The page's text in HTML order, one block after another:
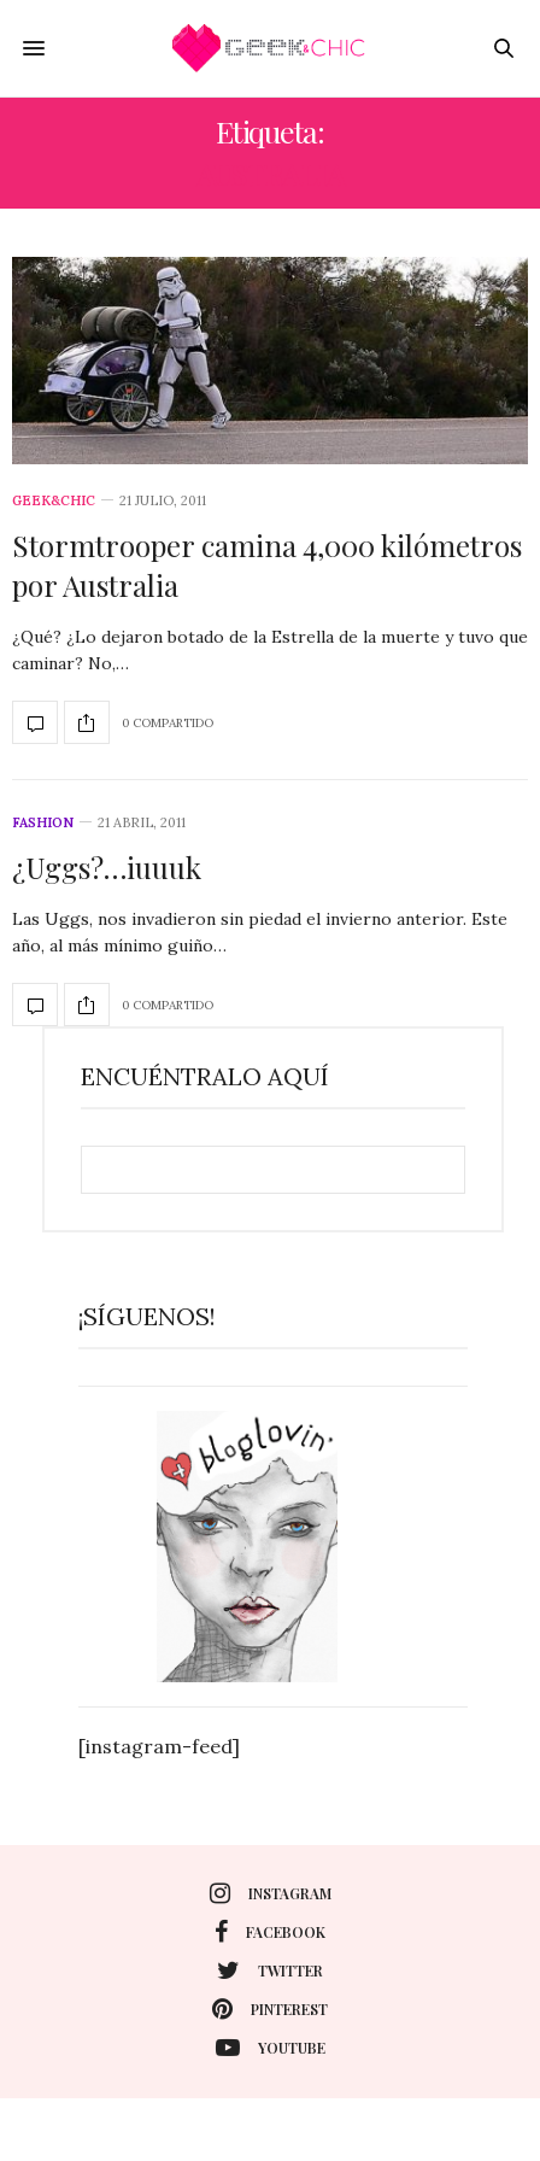
Etiqueta:
GEEK&CHIC 21 JULIO, 2011
Stormtrooper camina 4,000 kilómetros
por Australia
¿Qué? ¿Lo dejaron botado de la Estrella de la muerte y tuvo que
caminar? No,…
0 COMPARTIDO
FASHION 21 ABRIL, 2011
¿Uggs?…iuuuk
Las Uggs, nos invadieron sin piedad el invierno anterior. Este
año, al más mínimo guiño…
0 COMPARTIDO
ENCUÉNTRALO AQUÍ
¡SÍGUENOS!
[instagram-feed]
INSTAGRAM
FACEBOOK
TWITTER
PINTEREST
YOUTUBE